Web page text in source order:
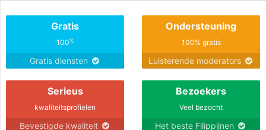
Gratis
100%
Gratis diensten
Ondersteuning
100% gratis
Luisterende moderators
Serieus
kwaliteitsprofielen
Bevestigde kwaliteit
Bezoekers
Veel bezocht
Het beste Filippijnen